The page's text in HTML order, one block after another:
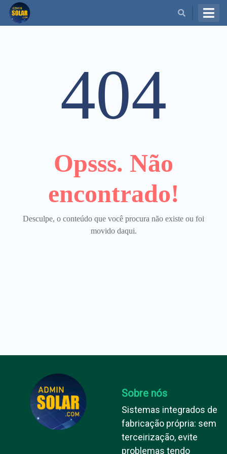
404
Opsss. Não
encontrado!
Desculpe, o conteúdo que você procura não existe ou foi
movido daqui.
Sobre nós
Sistemas integrados de
fabricação própria: sem
terceirização, evite
problemas tendo